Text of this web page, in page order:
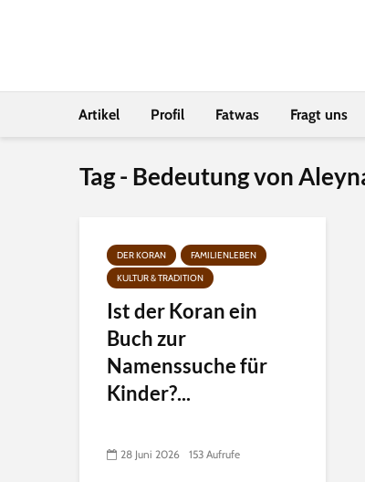
Artikel Profil Fatwas Fragt uns
Tag - Bedeutung von
DER KORAN
FAMILIENLEBEN
KULTUR & TRADITION
Ist der Koran ein
Buch zur
Namenssuche für
Kinder?...
28 Juni 2026 153 Aufrufe